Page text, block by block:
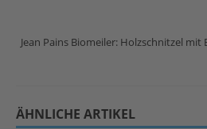
Jean Pains Biomeiler: Holzschnitzel
ÄHNLICHE ARTIKEL